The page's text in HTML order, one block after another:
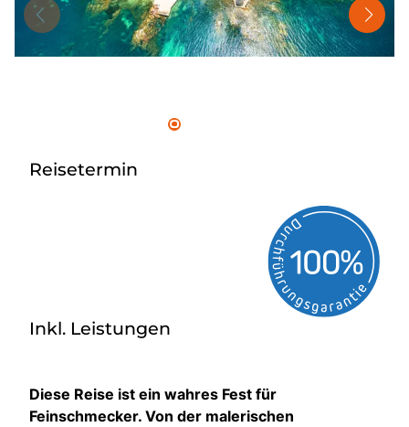
Kontakt
Reisetermin
Inkl. Leistungen
Diese Reise ist ein wahres Fest für
Feinschmecker. Von der malerischen